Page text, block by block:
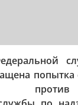
попытка